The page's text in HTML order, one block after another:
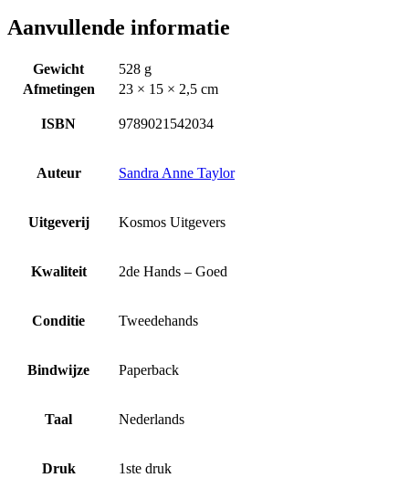
Aanvullende informatie
Gewicht
528 g
Afmetingen
23 × 15 × 2,5 cm
ISBN 9789021542034
Auteur Sandra Anne Taylor
Uitgeverij Kosmos Uitgevers
Kwaliteit 2de Hands – Goed
Conditie Tweedehands
Bindwijze Paperback
Taal Nederlands
Druk 1ste druk